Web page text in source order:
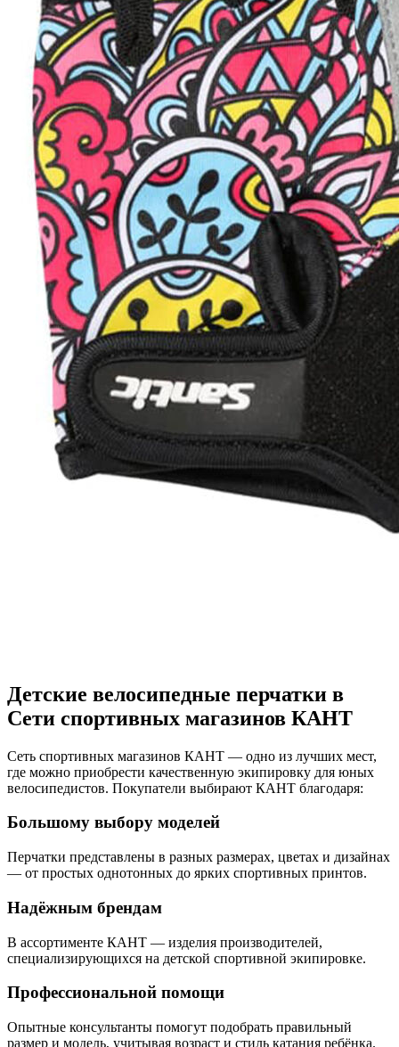
Детские велосипедные перчатки в
Сети спортивных магазинов КАНТ
Сеть спортивных магазинов КАНТ — одно из лучших мест,
где можно приобрести качественную экипировку для юных
велосипедистов. Покупатели выбирают КАНТ благодаря:
Большому выбору моделей
Перчатки представлены в разных размерах, цветах и дизайнах
— от простых однотонных до ярких спортивных принтов.
Надёжным брендам
В ассортименте КАНТ — изделия производителей,
специализирующихся на детской спортивной экипировке.
Профессиональной помощи
Опытные консультанты помогут подобрать правильный
размер и модель, учитывая возраст и стиль катания ребёнка.